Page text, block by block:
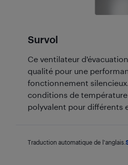
Survol
Ce ventilateur
qualité pour une
fonctionnement
conditions de température
polyvalent pour différents
Traduction automatique de l'anglais.